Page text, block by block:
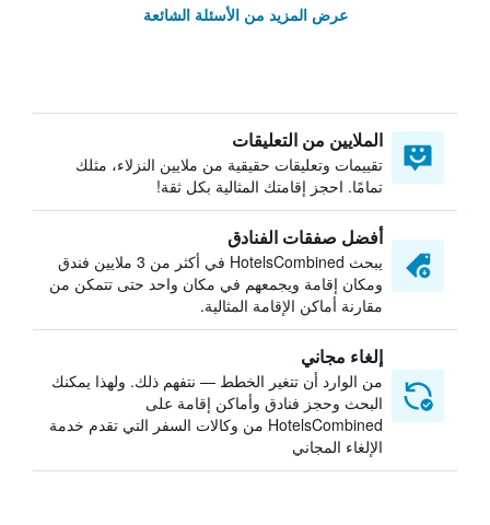
عرض المزيد من الأسئلة الشائعة
الملايين من التعليقات
تقييمات وتعليقات حقيقية من ملايين النزلاء، مثلك
تمامًا. احجز إقامتك المثالية بكل ثقة!
أفضل صفقات الفنادق
يبحث HotelsCombined في أكثر من 3 ملايين فندق
ومكان إقامة ويجمعهم في مكان واحد حتى تتمكن من
مقارنة أماكن الإقامة المثالية.
إلغاء مجاني
من الوارد أن تتغير الخطط — نتفهم ذلك. ولهذا يمكنك
البحث وحجز فنادق وأماكن إقامة على
HotelsCombined من وكالات السفر التي تقدم خدمة
الإلغاء المجاني